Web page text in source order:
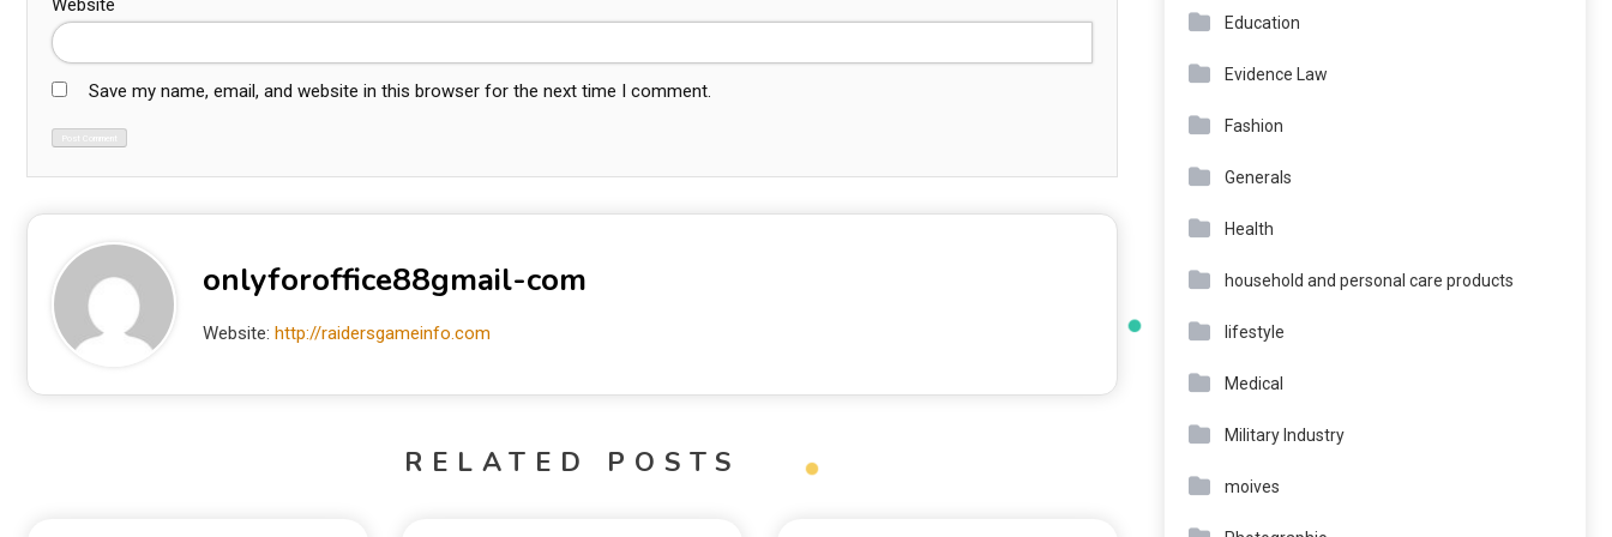
Website
Save my name, email, and website in this browser for the next time I comment.
onlyforoffice88gmail-com
Website: http://raidersgameinfo.com
RELATED POSTS
Education
Evidence Law
Fashion
Generals
Health
household and personal care products
lifestyle
Medical
Military Industry
moives